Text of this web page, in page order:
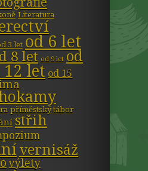
Literatura
3 let od 6 let
8 let od 9 let od
12 let od 15
příměstský tábor
střih
vernisáž
výlety